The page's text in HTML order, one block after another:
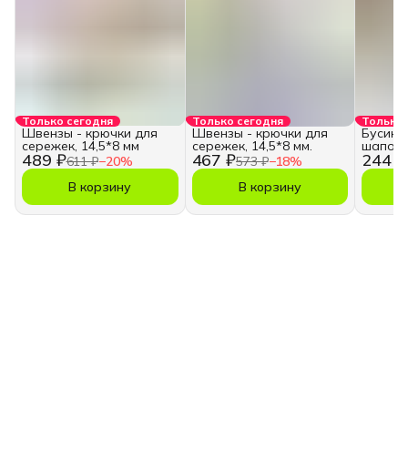
Только сегодня
489 ₽611 ₽−20%
Швензы - крючки для
сережек, 14,5*8 мм
В корзину
Только сегодня
467 ₽573 ₽−18%
Швензы - крючки для
сережек, 14,5*8 мм.
В корзину
Только
244 ₽